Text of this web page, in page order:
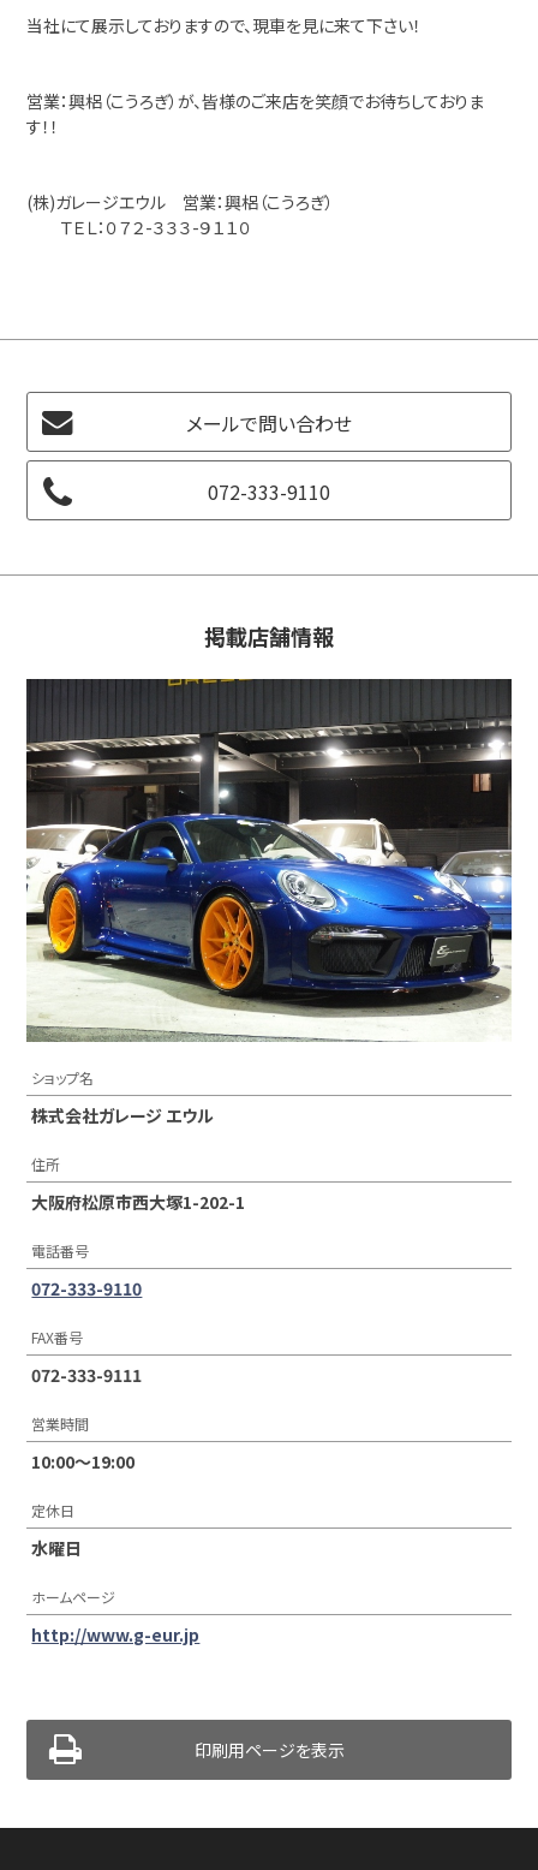
当社にて展示しておりますので、現車を見に来て下さい！
営業：興梠（こうろぎ）が、皆様のご来店を笑顔でお待ちしておりま
す！！
(株)ガレージエウル 営業：興梠（こうろぎ）
ＴＥＬ：０７２-３３３-９１１０
メールで問い合わせ
072-333-9110
掲載店舗情報
ショップ名
株式会社ガレージ エウル
住所
大阪府松原市西大塚1-202-1
電話番号
072-333-9110
FAX番号
072-333-9111
営業時間
10:00〜19:00
定休日
水曜日
ホームページ
http://www.g-eur.jp
印刷用ページを表示